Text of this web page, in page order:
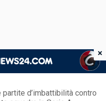
partite d’imbattibilità contro
×